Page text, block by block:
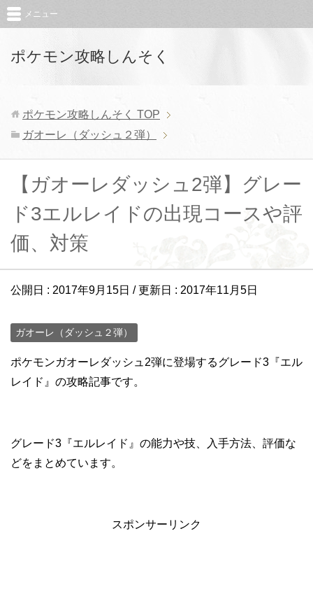
ポケモン攻略しんそく
メニュー
ポケモン攻略しんそく TOP
ガオーレ（ダッシュ２弾）
【ガオーレダッシュ2弾】グレー
ド3エルレイドの出現コースや評
価、対策
公開日 : 2017年9月15日 / 更新日 : 2017年11月5日
ガオーレ（ダッシュ２弾）
ポケモンガオーレダッシュ2弾に登場するグレード3『エル
レイド』の攻略記事です。
グレード3『エルレイド』の能力や技、入手方法、評価な
どをまとめています。
スポンサーリンク